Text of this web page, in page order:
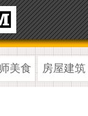
美食 房屋建筑